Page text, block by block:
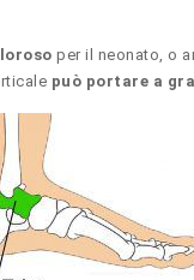
per il neonato, o
può portare a